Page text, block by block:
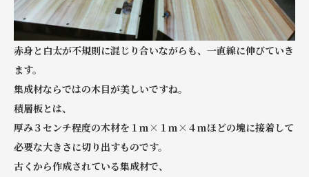
赤身と白太が不規則に混じり合いながらも、一直線に伸びていき
ます。
集成材ならではの木目が美しいですね。
積層板とは、
厚み３センチ程度の木材を１ｍ×１ｍ×４ｍほどの塊に接着して
必要な大きさに切り出すものです。
古くから作成されている集成材で、